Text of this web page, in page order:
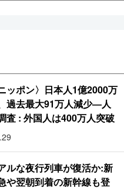
ッポン〉日本人1億2000万
過去最大91万人減少―人
査 : 外国人は400万人突破
ルな夜行列車が復活か:新
や翌朝到着の新幹線も登